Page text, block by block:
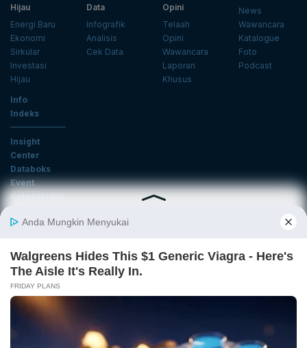
Hijau
Energi Baru
Ekonomi
Sirkular
Investasi
Hijau
Data
Infografik
Analisis
Cek Data
Opini
Telaah
Opini
Wawancara
Laporan
Khusus
News
Wawancara
Katalogue
Foto
Podcast
Info
Indeks
Insight
Center
Databoks
Event
KatadataOto
Email
Daftar